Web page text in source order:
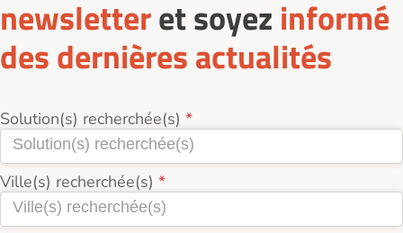
newsletteret soyez informé
des dernières actualités
Solution(s) recherchée(s)
Ville(s) recherchée(s)